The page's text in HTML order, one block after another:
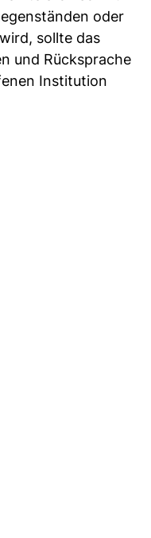
oder
sollte das
und Rücksprache
Institution